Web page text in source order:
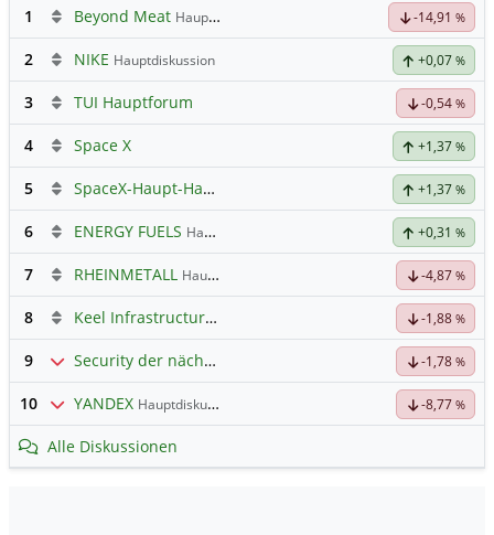
1
Beyond Meat Hauptdiskussion -14,91 %
2 NIKE Hauptdiskussion +0,07 %
3 TUI Hauptforum -0,54 %
4 Space X +1,37 %
5 SpaceX-Haupt-Hauptforum +1,37 %
6 ENERGY FUELS Hauptdiskussion +0,31 %
7 RHEINMETALL Hauptdiskussion -4,87 %
8 Keel Infrastructure Corporation Hauptdiskussion -1,88 %
9 Security der nächsten Generation -1,78 %
10 YANDEX Hauptdiskussion -8,77 %
Alle Diskussionen